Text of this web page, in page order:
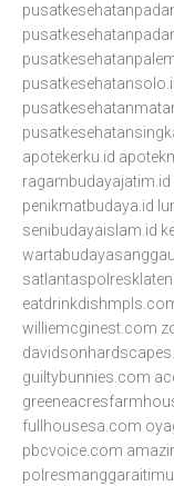
apotekerku.id
ragambudayajatim.id
penikmatbudaya.id
senibudayaislam.id
williemcginest.com
guiltybunnies.com
fullhousesa.com
pbcvoice.com